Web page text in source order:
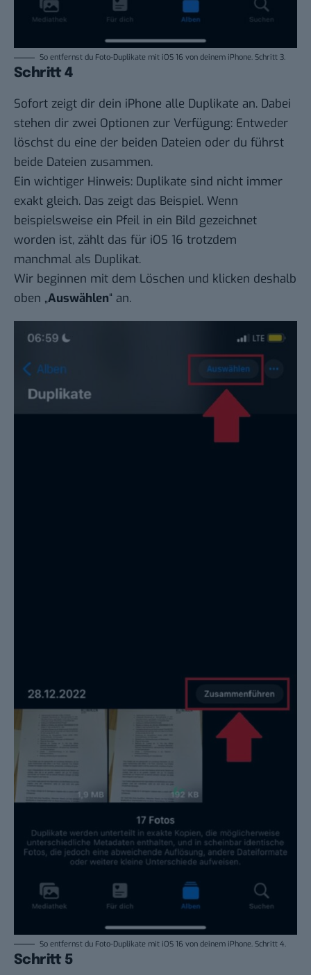
So entfernst du Foto-Duplikate mit iOS 16 von deinem iPhone. Schritt 3.
Schritt 4
Sofort zeigt dir dein iPhone alle Duplikate an. Dabei
stehen dir zwei Optionen zur Verfügung: Entweder
löschst du eine der beiden Dateien oder du führst
beide Dateien zusammen.
Ein wichtiger Hinweis: Duplikate sind nicht immer
exakt gleich. Das zeigt das Beispiel. Wenn
beispielsweise ein Pfeil in ein Bild gezeichnet
worden ist, zählt das für iOS 16 trotzdem
manchmal als Duplikat.
Wir beginnen mit dem Löschen und klicken deshalb
oben „Auswählen“ an.
So entfernst du Foto-Duplikate mit iOS 16 von deinem iPhone. Schritt 4.
Schritt 5